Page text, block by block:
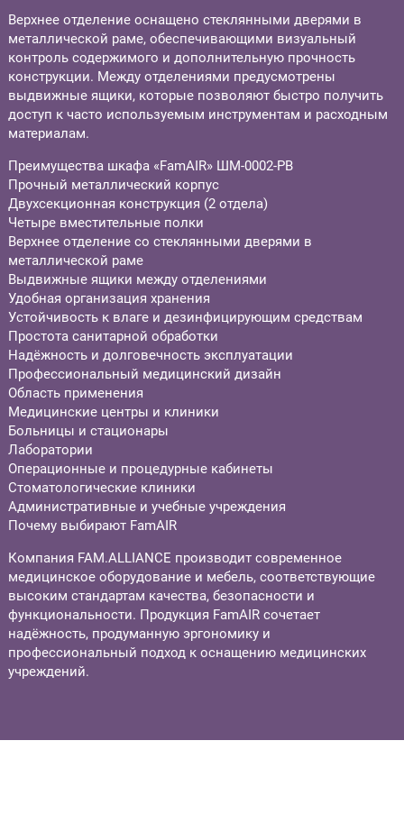
Верхнее отделение оснащено стеклянными дверями в
металлической раме, обеспечивающими визуальный
контроль содержимого и дополнительную прочность
конструкции. Между отделениями предусмотрены
выдвижные ящики, которые позволяют быстро получить
доступ к часто используемым инструментам и расходным
материалам.
Преимущества шкафа «FamAIR» ШМ-0002-РВ
Прочный металлический корпус
Двухсекционная конструкция (2 отдела)
Четыре вместительные полки
Верхнее отделение со стеклянными дверями в
металлической раме
Выдвижные ящики между отделениями
Удобная организация хранения
Устойчивость к влаге и дезинфицирующим средствам
Простота санитарной обработки
Надёжность и долговечность эксплуатации
Профессиональный медицинский дизайн
Область применения
Медицинские центры и клиники
Больницы и стационары
Лаборатории
Операционные и процедурные кабинеты
Стоматологические клиники
Административные и учебные учреждения
Почему выбирают FamAIR
Компания FAM.ALLIANCE производит современное
медицинское оборудование и мебель, соответствующие
высоким стандартам качества, безопасности и
функциональности. Продукция FamAIR сочетает
надёжность, продуманную эргономику и
профессиональный подход к оснащению медицинских
учреждений.